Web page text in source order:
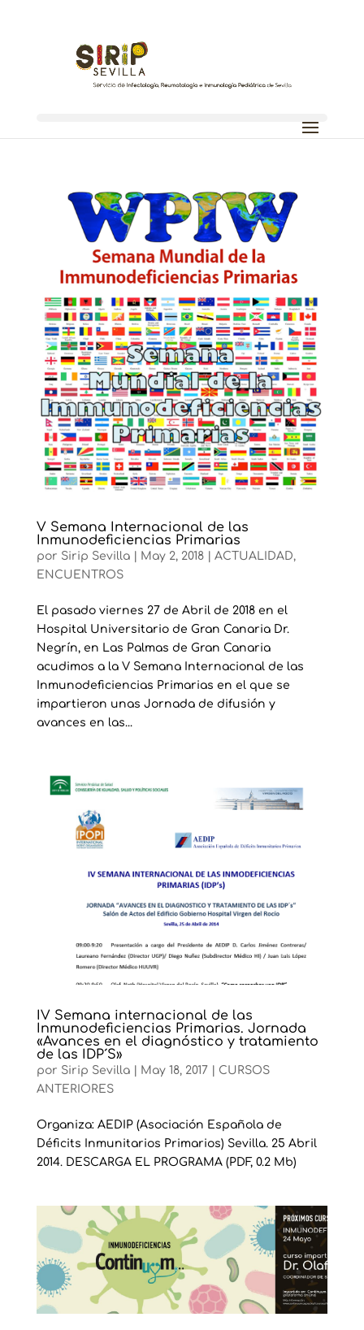
V Semana Internacional de las
Inmunodeficiencias Primarias
por Sirip Sevilla| May 2, 2018| ACTUALIDAD,
ENCUENTROS
El pasado viernes 27 de Abril de 2018 en el
Hospital Universitario de Gran Canaria Dr.
Negrín, en Las Palmas de Gran Canaria
acudimos a la V Semana Internacional de las
Inmunodeficiencias Primarias en el que se
impartieron unas Jornada de difusión y
avances en las...
IV Semana internacional de las
Inmunodeficiencias Primarias. Jornada
«Avances en el diagnóstico y tratamiento
de las IDP´S»
por Sirip Sevilla| May 18, 2017
CURSOS
ANTERIORES
Organiza: AEDIP (Asociación Española de
Déficits Inmunitarios Primarios) Sevilla. 25 Abril
2014. DESCARGA EL PROGRAMA (PDF, 0.2 Mb)